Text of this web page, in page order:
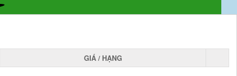
GIÁ / HẠNG